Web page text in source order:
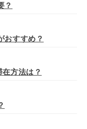
？
おすすめ？
方法は？